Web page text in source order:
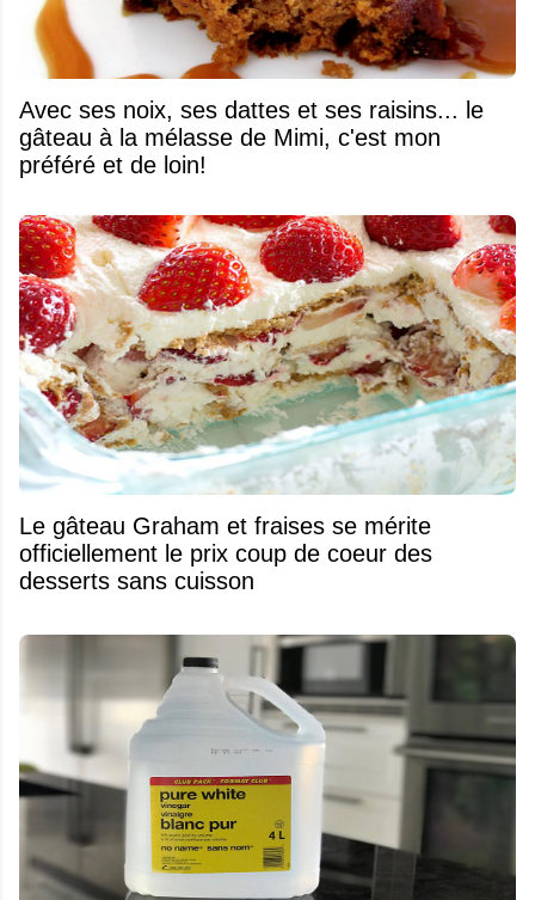
Avec ses noix, ses dattes et ses raisins... le
gâteau à la mélasse de Mimi, c'est mon
préféré et de loin!
Le gâteau Graham et fraises se mérite
officiellement le prix coup de coeur des
desserts sans cuisson